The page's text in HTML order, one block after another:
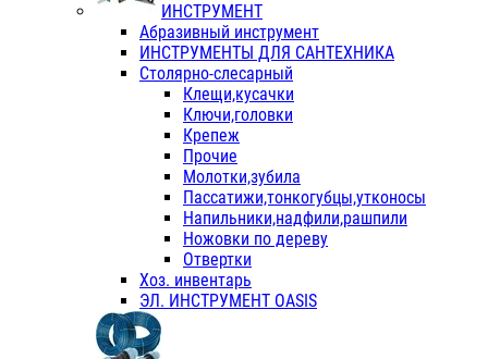
ИНСТРУМЕНТ
Абразивный инструмент
ИНСТРУМЕНТЫ ДЛЯ САНТЕХНИКА
Столярно-слесарный
Клещи,кусачки
Ключи,головки
Крепеж
Прочие
Молотки,зубила
Пассатижи,тонкогубцы,утконосы
Напильники,надфили,рашпили
Ножовки по дереву
Отвертки
Хоз. инвентарь
ЭЛ. ИНСТРУМЕНТ OASIS